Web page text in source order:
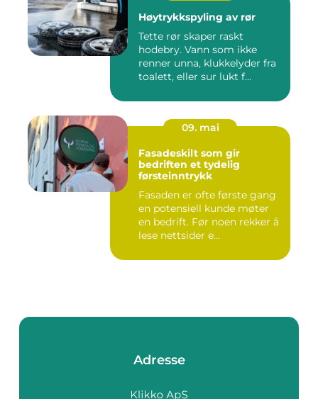
Høytrykkspyling av rør
Tette rør skaper raskt
hodebry. Vann som ikke
renner unna, klukkelyder fra
toalett, eller sur lukt f...
09. mai
Fasadeskilt som gir
bedriften et tydelig
førsteinntrykk
Fasaden er ofte første gang
en potensiell kunde møter
en bedrift. Før noen rekker å
lese nettsider e...
Adresse